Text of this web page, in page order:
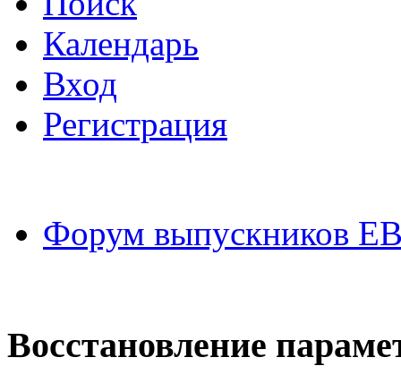
Календарь
Вход
Регистрация
Форум выпускников
Восстановление